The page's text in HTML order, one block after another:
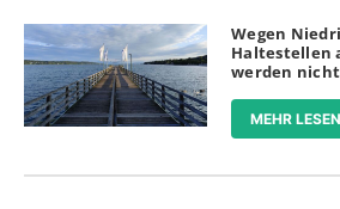
Wegen
Haltestellen
werden
MEHR